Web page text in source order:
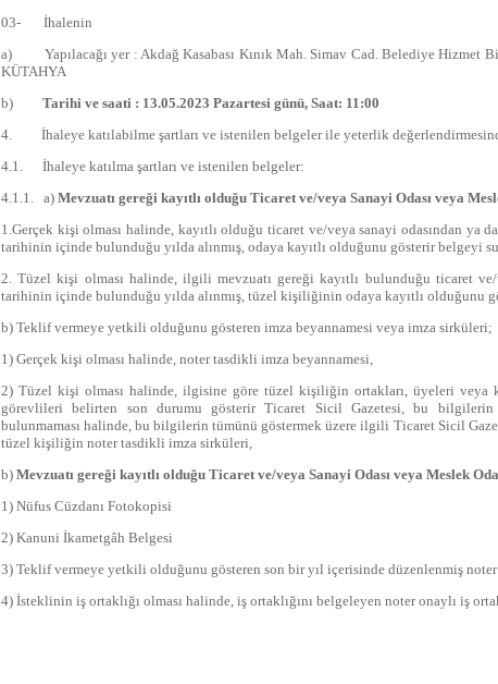
03- İhalenin
a) Yapılacağı yer : Akdağ Kasabası Kınık Mah. Simav Cad. Belediye Hizmet
KÜTAHYA
b) Tarihi ve saati : 13.05.2023 Pazartesi günü, Saat: 11:00
4. İhaleye katılabilme şartları ve istenilen belgeler ile yeterlik
4.1. İhaleye katılma şartları ve istenilen belgeler:
4.1.1. a) Mevzuatı gereği kayıtlı olduğu Ticaret ve/veya Sanayi Odası veya
1.Gerçek kişi olması halinde, kayıtlı olduğu ticaret ve/veya sanayi odasından ya
tarihinin içinde bulunduğu yılda alınmış, odaya kayıtlı olduğunu gösterir belgeyi
2. Tüzel kişi olması halinde, ilgili mevzuatı gereği kayıtlı bulunduğu ticaret
tarihinin içinde bulunduğu yılda alınmış, tüzel kişiliğinin odaya kayıtlı olduğunu
b) Teklif vermeye yetkili olduğunu gösteren imza beyannamesi veya imza sirküleri;
1) Gerçek kişi olması halinde, noter tasdikli imza beyannamesi,
2) Tüzel kişi olması halinde, ilgisine göre tüzel kişiliğin ortakları, üyeleri
görevlileri belirten son durumu gösterir Ticaret Sicil Gazetesi, bu bilgilerin
bulunmaması halinde, bu bilgilerin tümünü göstermek üzere ilgili Ticaret Sicil
tüzel kişiliğin noter tasdikli imza sirküleri,
b) Mevzuatı gereği kayıtlı olduğu Ticaret ve/veya Sanayi Odası veya Meslek
1) Nüfus Cüzdanı Fotokopisi
2) Kanuni İkametgâh Belgesi
3) Teklif vermeye yetkili olduğunu gösteren son bir yıl içerisinde düzenlenmiş
4) İsteklinin iş ortaklığı olması halinde, iş ortaklığını belgeleyen noter onaylı iş